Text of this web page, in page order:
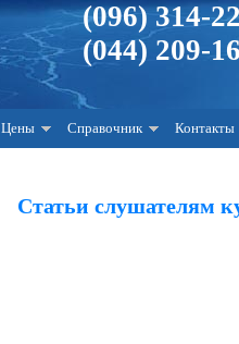
(096) 314-
(044) 209-
Цены Справочник Контакты
Статьи слушателям